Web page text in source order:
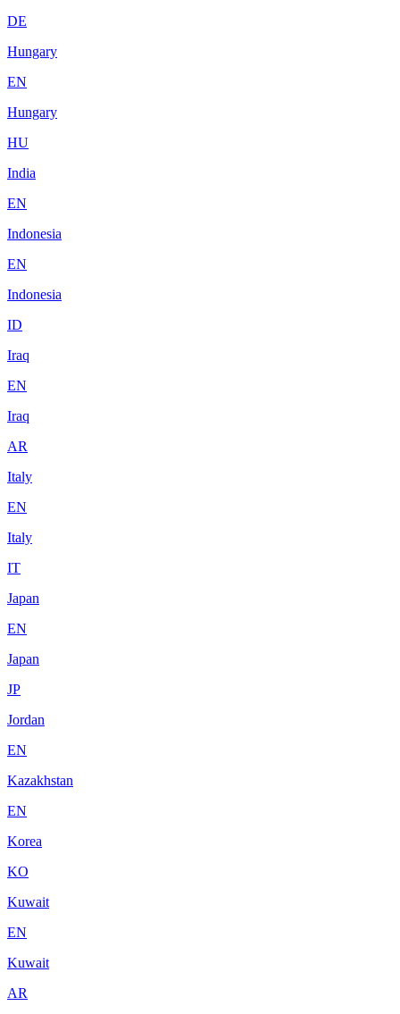
DE
Hungary
EN
Hungary
HU
India
EN
Indonesia
EN
Indonesia
ID
Iraq
EN
Iraq
AR
Italy
EN
Italy
IT
Japan
EN
Japan
JP
Jordan
EN
Kazakhstan
EN
Korea
KO
Kuwait
EN
Kuwait
AR